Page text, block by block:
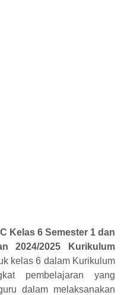
Kelas 6 Semester 1 dan
2024/2025 Kurikulum
kelas 6 dalam Kurikulum
pembelajaran yang
dalam melaksanakan